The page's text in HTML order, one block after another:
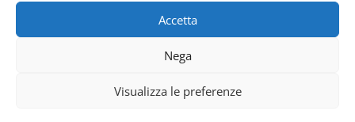
Accetta
Nega
Visualizza le preferenze